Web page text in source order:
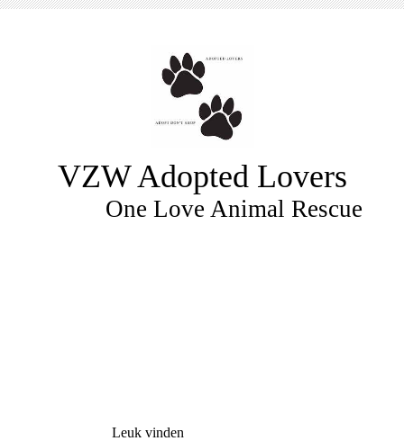
VZW Adopted Lovers
One Love Animal Rescue
Leuk vinden